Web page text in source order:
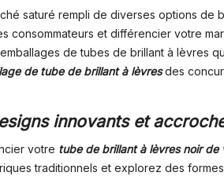
saturé rempli de diverses options
consommateurs et différencier votre
de tubes de brillant à lèvres
de tube de brillant à lèvresdes
innovants et
votre tube de brillant à lèvres noir de
traditionnels et explorez des